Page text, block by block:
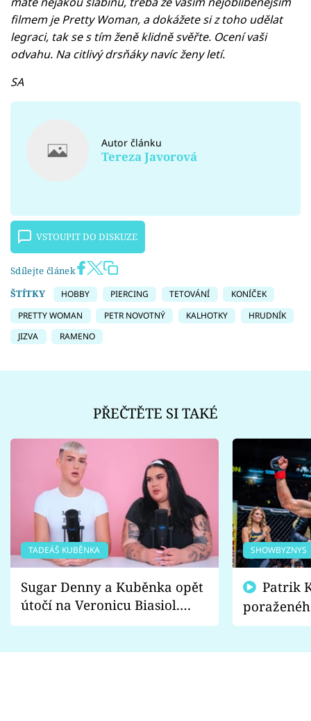
filmem je Pretty Woman, a dokážete si z toho udělat
legraci, tak se s tím ženě klidně svěřte. Ocení vaši
odvahu. Na citlivý drsňáky navíc ženy letí.
SA
Autor článku
Tereza Javorová
VSTOUPIT DO DISKUZE
Sdílejte článek
ŠTÍTKY
HOBBY PIERCING TETOVÁNÍ
KONÍČEK
PRETTY WOMAN
PETR NOVOTNÝ KALHOTKY
HRUDNÍK
JIZVA
RAMENO
PŘEČTĚTE SI TAKÉ
TADEÁŠ KUBĚNKA
Sugar Denny a Kuběnka opět
útočí na Veronicu Biasiol.
Proč je podle nich falešná a
SHOWBYZNYS
fanoušci